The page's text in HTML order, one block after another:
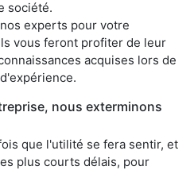
société.
experts pour votre
vous feront profiter de leur
acquises lors de
nous exterminons
que l'utilité se fera sentir, et
plus courts délais, pour